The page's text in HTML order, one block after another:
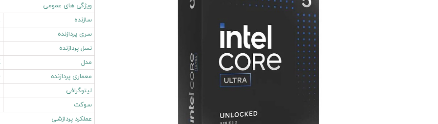
ویژگی های عمومی
سازنده
سری پردازنده
نسل پردازنده
مدل
معماری پردازنده
لیتوگرافی
سوکت
عملکرد پردازشی